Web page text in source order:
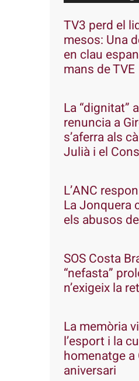
TV3 perd el
mesos: Una
en clau
mans de TVE
La “dignitat”
renuncia a
s’aferra als
Julià i el
L’ANC
La Jonquera
els abusos
SOS Costa
“nefasta”
n’exigeix la
La memòria
l’esport i la
homenatge a
aniversari